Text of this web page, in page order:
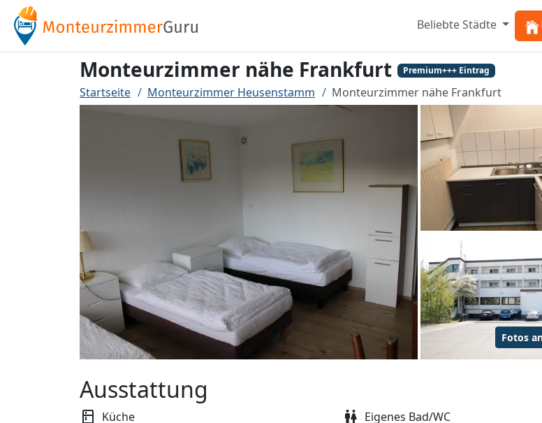
Beliebte Städte
Monteurzimmer nähe Frankfurt Premium+++ Eintrag
Startseite Monteurzimmer Heusenstamm Monteurzimmer nähe Frankfurt
Fotos
Ausstattung
Küche
Eigenes Bad/WC